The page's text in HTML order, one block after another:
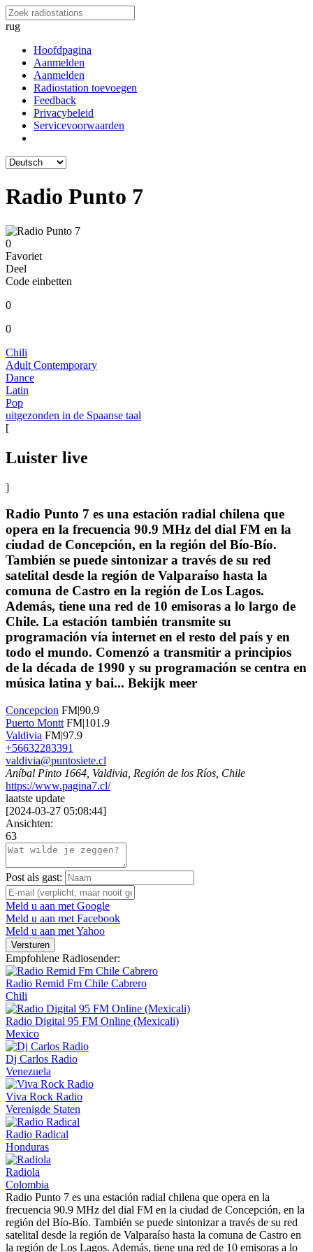
rug
Hoofdpagina
Aanmelden
Aanmelden
Radiostation toevoegen
Feedback
Privacybeleid
Servicevoorwaarden
Radio Punto 7
0
Favoriet
Deel
Code einbetten
0
0
Chili
Adult Contemporary
Dance
Latin
Pop
uitgezonden in de Spaanse taal
[
Luister live
]
Radio Punto 7 es una estación radial chilena que
opera en la frecuencia 90.9 MHz del dial FM en la
ciudad de Concepción, en la región del Bío-Bío.
También se puede sintonizar a través de su red
satelital desde la región de Valparaíso hasta la
comuna de Castro en la región de Los Lagos.
Además, tiene una red de 10 emisoras a lo largo de
Chile. La estación también transmite su
programación vía internet en el resto del país y en
todo el mundo. Comenzó a transmitir a principios
de la década de 1990 y su programación se centra en
música latina y bai... Bekijk meer
Concepcion FM|90.9
Puerto Montt FM|101.9
Valdivia FM|97.9
+56632283391
valdivia@puntosiete.cl
Aníbal Pinto 1664, Valdivia, Región de los Ríos, Chile
https://www.pagina7.cl/
laatste update
[2024-03-27 05:08:44]
Ansichten:
63
Post als gast:
Meld u aan met Google
Meld u aan met Facebook
Meld u aan met Yahoo
Versturen
Empfohlene Radiosender:
Radio Remid Fm Chile Cabrero
Chili
Radio Digital 95 FM Online (Mexicali)
Mexico
Dj Carlos Radio
Venezuela
Viva Rock Radio
Verenigde Staten
Radio Radical
Honduras
Radiola
Colombia
Radio Punto 7 es una estación radial chilena que opera en la
frecuencia 90.9 MHz del dial FM en la ciudad de Concepción, en la
región del Bío-Bío. También se puede sintonizar a través de su red
satelital desde la región de Valparaíso hasta la comuna de Castro en
la región de Los Lagos. Además, tiene una red de 10 emisoras a lo